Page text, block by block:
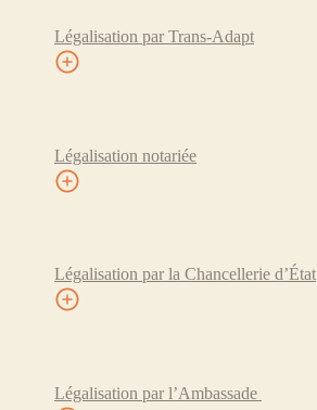
Légalisation par Trans-Adapt
Légalisation notariée
Légalisation par la Chancellerie d’État
Légalisation par l’Ambassade